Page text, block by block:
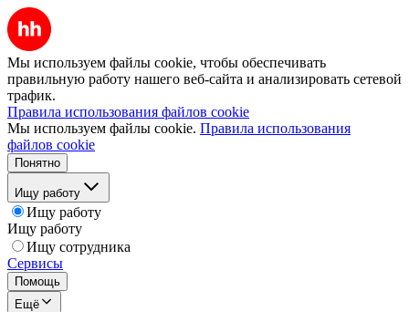
Мы используем файлы cookie, чтобы обеспечивать
правильную работу нашего веб-сайта и анализировать сетевой
трафик.
Правила использования файлов cookie
Мы используем файлы cookie. Правила использования
файлов cookie
Понятно
Ищу работу
Ищу работу
Ищу работу
Ищу сотрудника
Сервисы
Помощь
Ещё